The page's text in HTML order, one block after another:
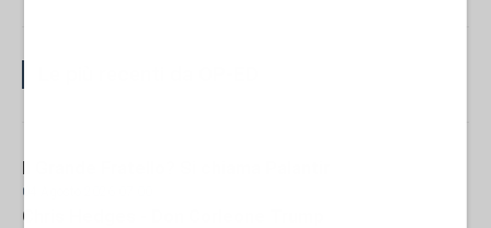
Il Grande Fratello? Si chiama Palantir
04 Agosto 2026 07:00
Chris Hedges - Don Corleone Trump